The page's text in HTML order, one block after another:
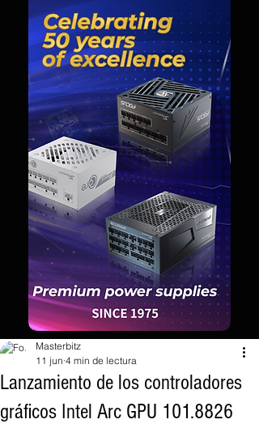
Lanzamiento de los controladores
gráficos Intel Arc GPU 101.8826
Masterbitz
11 jun 4 min de lectura